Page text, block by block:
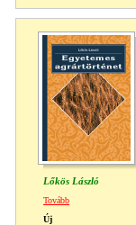
Lőkös László
Tovább
Új